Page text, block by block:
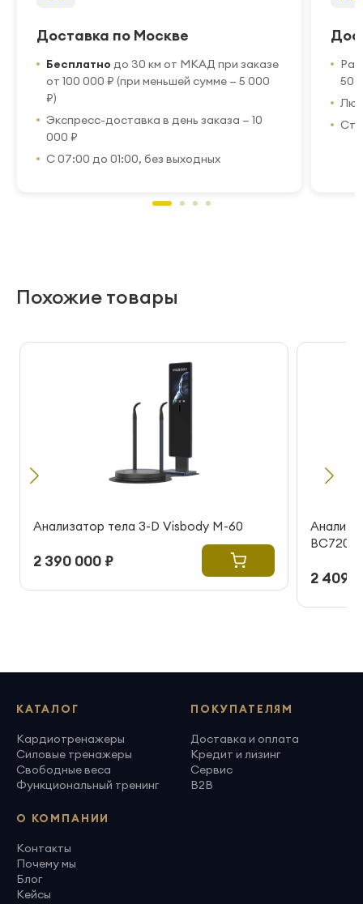
Доставка по Москве
Бесплатно до 30 км от МКАД при заказе
от 100 000 ₽ (при меньшей сумме — 5 000
₽)
Экспресс-доставка в день заказа — 10
000 ₽
С 07:00 до 01:00, без выходных
50
Похожие товары
Анализатор тела 3-D Visbody M-60
2 390 000 ₽
BC720
2 409
КАТАЛОГ
Кардиотренажеры
Силовые тренажеры
Свободные веса
Функциональный тренинг
ПОКУПАТЕЛЯМ
Доставка и оплата
Кредит и лизинг
Сервис
B2B
О КОМПАНИИ
Контакты
Почему мы
Блог
Кейсы